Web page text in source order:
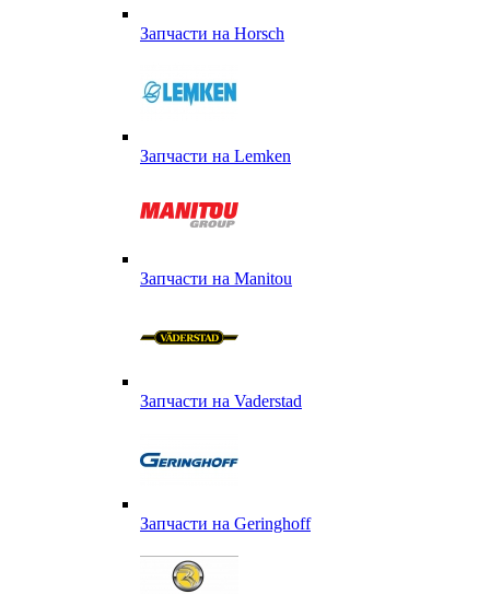
Запчасти на Horsch
Запчасти на Lemken
Запчасти на Manitou
Запчасти на Vaderstad
Запчасти на Geringhoff